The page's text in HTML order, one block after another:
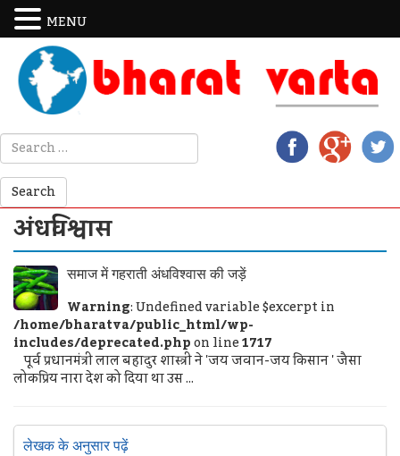
अंधविश्वास
समाज में गहराती अंधविश्वास की जड़ें
Warning: Undefined variable $excerpt in
/home/bharatva/public_html/wp-
includes/deprecated.phpon line1717
पूर्व प्रधानमंत्री लाल बहादुर शास्त्री ने 'जय जवान-जय किसान ' जैसा
लोकप्रिय नारा देश को दिया था उस ...
लेखक के अनुसार पढ़ें
MENU